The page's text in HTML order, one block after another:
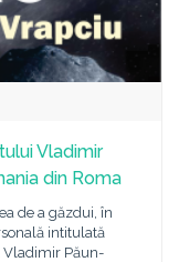
Vladimir
din Roma
de a găzdui, în
intitulată
Vladimir Păun-